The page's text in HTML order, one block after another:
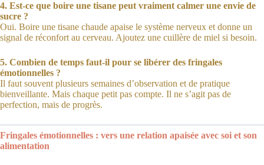
4. Est-ce que boire une tisane peut vraiment calmer une envie de
sucre ?
Oui. Boire une tisane chaude apaise le système nerveux et donne un
signal de réconfort au cerveau. Ajoutez une cuillère de miel si besoin.
5. Combien de temps faut-il pour se libérer des fringales
émotionnelles ?
Il faut souvent plusieurs semaines d’observation et de pratique
bienveillante. Mais chaque petit pas compte. Il ne s’agit pas de
perfection, mais de progrès.
Fringales émotionnelles : vers une relation apaisée avec soi et son
alimentation